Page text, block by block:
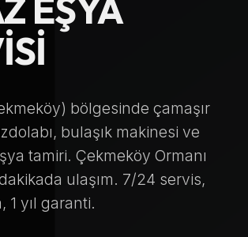
EŞYA
bölgesinde çamaşır
bulaşık makinesi ve
tamiri. Çekmeköy Ormanı
ulaşım. 7/24 servis,
1 yıl garanti.
Servis Çağır